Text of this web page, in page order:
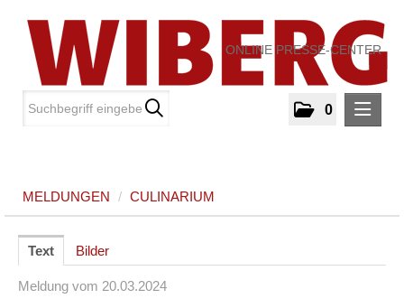
ONLINE PRESSE-CENTER
0
Culinarium
MEDIA
ÜBER UNS
MELDUNGEN / CULINARIUM
Text Bilder
Meldung vom 20.03.2024